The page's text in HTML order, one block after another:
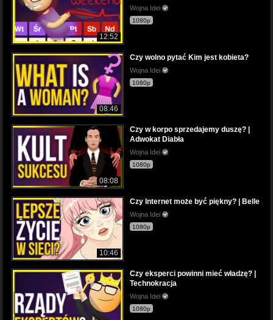
12:52
Wojna Idei
1080p
08:46
Czy wolno pytać Kim jest kobieta?
Wojna Idei
1080p
08:08
Czy w korpo sprzedajemy duszę? |
Adwokat Diabła
Wojna Idei
1080p
10:46
Czy Internet może być piękny? | Belle
Wojna Idei
1080p
Czy eksperci powinni mieć władzę? |
Technokracja
Wojna Idei
1080p